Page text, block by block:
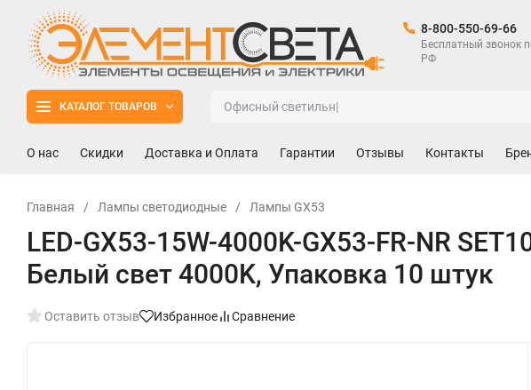
8-800-550-69-66
Бесплатный звонок
РФ
КАТАЛОГ ТОВАРОВ
О нас Скидки Доставка и Оплата Гарантии Отзывы Контакты
Главная / Лампы светодиодные / Лампы GX53
LED-GX53-15W-4000K-GX53-FR-NR
Белый свет 4000K, Упаковка 10 штук
Оставить отзыв Избранное Сравнение